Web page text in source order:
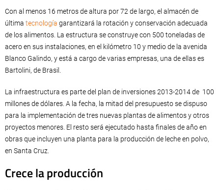
Con al menos 16 metros de altura por 72 de largo, el almacén de
última tecnología garantizará la rotación y conservación adecuada
de los alimentos. La estructura se construye con 500 toneladas de
acero en sus instalaciones, en el kilómetro 10 y medio de la avenida
Blanco Galindo, y está a cargo de varias empresas, una de ellas es
Bartolini, de Brasil.
La infraestructura es parte del plan de inversiones 2013-2014 de 100
millones de dólares. A la fecha, la mitad del presupuesto se dispuso
para la implementación de tres nuevas plantas de alimentos y otros
proyectos menores. El resto será ejecutado hasta finales de año en
obras que incluyen una planta para la producción de leche en polvo,
en Santa Cruz.
Crece la producción